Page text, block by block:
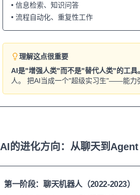
• 信息检索、知识问答
• 流程自动化、重复性工作
理解这点很重要
AI是"增强人类"而不是"替代人类"的工具。
人。 把AI当成一个"超级实习生"——能力
AI的进化方向：从聊天到Agent
第一阶段：聊天机器人（2022-2023）